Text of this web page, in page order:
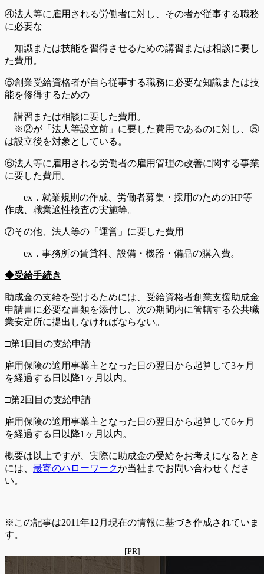
④法人等に雇用される労働者に対し、その者が従事する職務
に必要な
知識または技能を習得させるための講習または相談に要し
た費用。
⑤創業受給資格者が自ら従事する職務に必要な知識または技
能を修得するための
講習または相談に要した費用。
※②が「法人等設立前」に要した費用であるのに対し、⑤
は設立後を対象としている。
⑥法人等に雇用される労働者の雇用管理の改善に関する事業
に要した費用。
ex．就業規則の作成、労働者募集・採用のためのHP等
作成、職業適性検査の実施等。
⑦その他、法人等の「運営」に要した費用
ex．事務所の賃貸料、設備・機器・備品の購入費。
◆受給手続き
助成金の支給を受けるためには、受給資格者創業支援助成金
申請書に必要な書類を添付し、次の期間内に管轄する公共職
業安定所に提出しなければならない。
□第1回目の支給申請
雇用保険の適用事業主となった日の翌日から起算して3ヶ月
を経過する日以降1ヶ月以内。
□第2回目の支給申請
雇用保険の適用事業主となった日の翌日から起算して6ヶ月
を経過する日以降1ヶ月以内。
概要は以上ですが、実際に助成金の受給をお考えになるとき
には、 最寄のハローワークか当社までお問い合わせくださ
い。
※この記事は2011年12月現在の情報に基づき作成されていま
す。
[PR]